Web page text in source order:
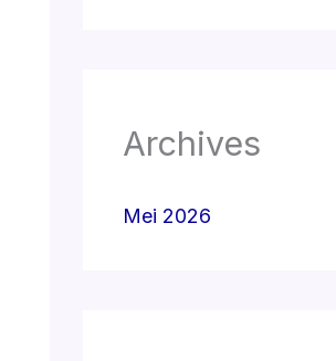
Archives
Mei 2026